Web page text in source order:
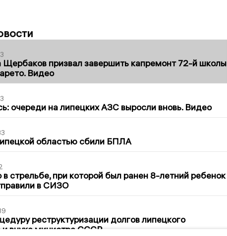
призвал завершить капремонт 72-й школы
Видео
очереди на липецких АЗС выросли вновь. Видео
областью сбили БПЛА
стрельбе, при которой был ранен 8-летний ребенок
в СИЗО
реструктуризации долгов липецкого
внука министра СССР